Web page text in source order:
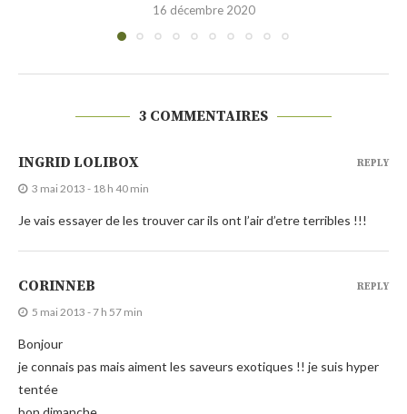
30 novembre 2020
3 COMMENTAIRES
INGRID LOLIBOX
3 mai 2013 - 18 h 40 min
Je vais essayer de les trouver car ils ont l’air d’etre terribles !!!
REPLY
CORINNEB
5 mai 2013 - 7 h 57 min
Bonjour
je connais pas mais aiment les saveurs exotiques !! je suis hyper
tentée
REPLY